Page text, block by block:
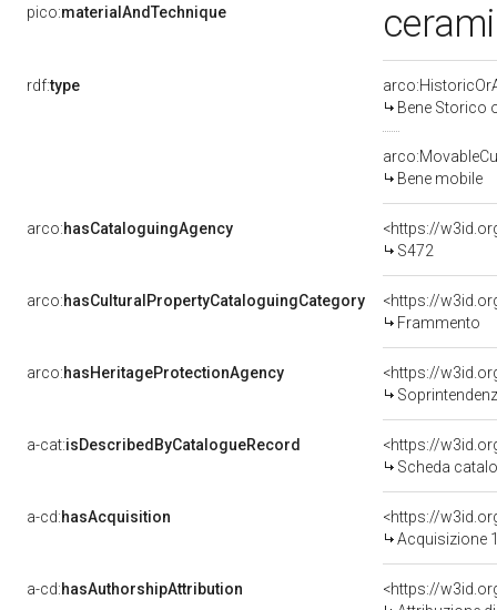
pico:materialAndTechnique
rdf:type
Bene Storico
Bene mobile
arco:hasCataloguingAgency
<https://
S472
arco:hasCulturalPropertyCataloguingCategory
<https://
Frammento
arco:hasHeritageProtectionAgency
<https://
Soprintendenza
a-cat:isDescribedByCatalogueRecord
<https://
Scheda
a-cd:hasAcquisition
<https://
Acquisizione
a-cd:hasAuthorshipAttribution